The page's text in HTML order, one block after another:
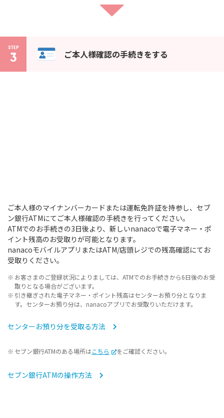
STEP
3 ご本人様確認の手続きをする
ご本人様のマイナンバーカードまたは運転免許証を持参し、セブ
ン銀行ATMにてご本人様確認の手続きを行ってください。
ATMでのお手続きの3日後より、新しいnanacoで電子マネー・ポ
イント残高のお受取りが可能となります。
nanacoモバイルアプリまたはATM/店頭レジでの残高確認にてお
受取りください。
お客さまのご登録状況によりましては、ATMでのお手続きから6日後のお受
取りとなる場合がございます。
引き継ぎされた電子マネー・ポイント残高はセンターお預り分となりま
す。センターお預り分は、nanacoアプリでお受取りいただけます。
センターお預り分を受取る方法
セブン銀行ATMのある場所はこちら をご確認ください。
セブン銀行ATMの操作方法